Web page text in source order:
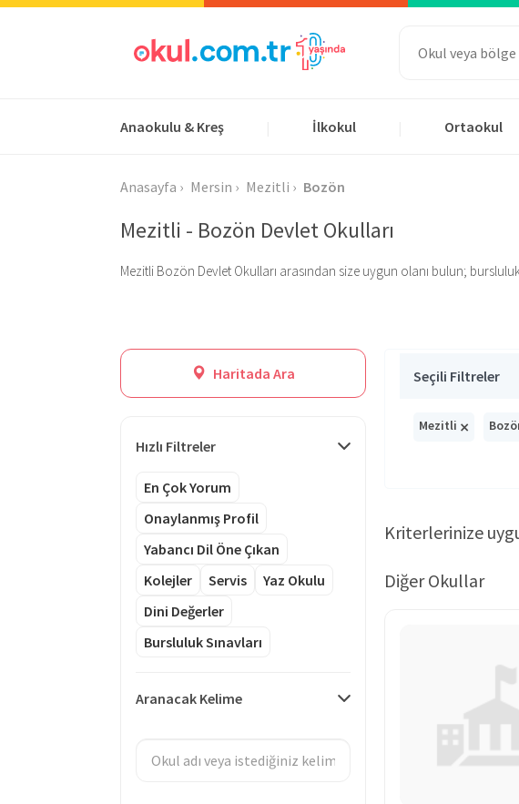
Anaokulu & Kreş İlkokul Ortaokul
Anasayfa Mersin Mezitli Bozön
Mezitli - Bozön Devlet Okulları
Mezitli Bozön Devlet Okulları arasından size uygun olanı bulun;
Haritada Ara
Hızlı Filtreler
En Çok Yorum
Onaylanmış Profil
Yabancı Dil Öne Çıkan
Kolejler
Servis
Yaz Okulu
Dini Değerler
Bursluluk Sınavları
Aranacak Kelime
Seçili Filtreler
Mezitli ×
Kriterlerinize
Diğer Okullar